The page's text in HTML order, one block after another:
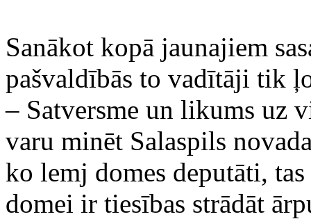
Sanākot kopā jaunajiem
pašvaldībās to vadītāji tik
– Satversme un likums uz
varu minēt Salaspils
ko lemj domes deputāti,
domei ir tiesības strādāt